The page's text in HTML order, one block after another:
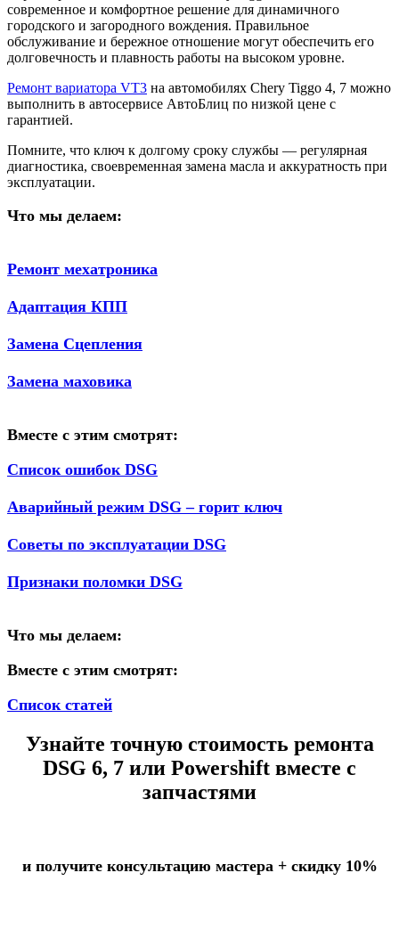
современное и комфортное решение для динамичного
городского и загородного вождения. Правильное
обслуживание и бережное отношение могут обеспечить его
долговечность и плавность работы на высоком уровне.
Ремонт вариатора VT3 на автомобилях Chery Tiggo 4, 7 можно
выполнить в автосервисе АвтоБлиц по низкой цене с
гарантией.
Помните, что ключ к долгому сроку службы — регулярная
диагностика, своевременная замена масла и аккуратность при
эксплуатации.
Что мы делаем:
Ремонт мехатроника
Адаптация КПП
Замена Сцепления
Замена маховика
Вместе с этим смотрят:
Список ошибок DSG
Аварийный режим DSG – горит ключ
Советы по эксплуатации DSG
Признаки поломки DSG
Что мы делаем:
Вместе с этим смотрят:
Список статей
Узнайте точную стоимость ремонта
DSG 6, 7 или Powershift вместе с
запчастями
и получите консультацию мастера + скидку 10%